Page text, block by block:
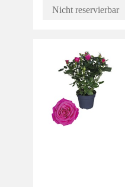
Nicht reservierbar